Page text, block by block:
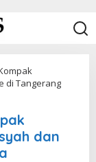
di Tangerang
dan